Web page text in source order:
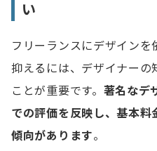
い
フリーランスにデザインを
抑えるには、デザイナーの
ことが重要です。 著名なデ
での評価を反映し、基本料
傾向があります。